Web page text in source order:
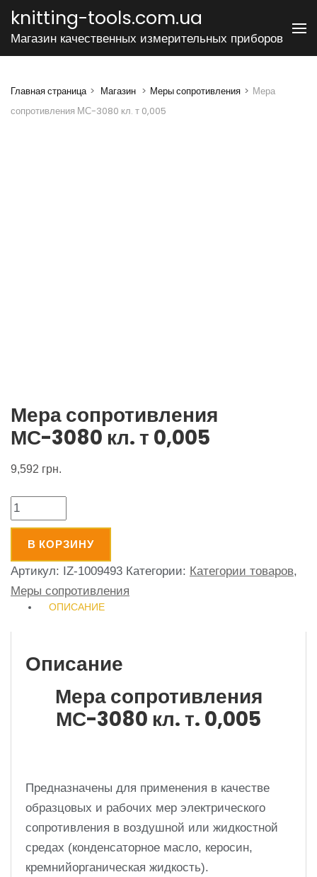
Перейти
Enter)
knitting-tools.com.ua
Магазин качественных измерительных приборов
Главная страница > Магазин > Меры сопротивления > Мера
сопротивления МС-3080 кл. т 0,005
Мера сопротивления
МС-3080 кл. т 0,005
9,592 грн.
Количество
В КОРЗИНУ
Артикул: IZ-1009493 Категории: Категории товаров,
Меры сопротивления
ОПИСАНИЕ
Описание
Мера сопротивления
МС-3080 кл. т. 0,005
Предназначены для применения в качестве
образцовых и рабочих мер электрического
сопротивления в воздушной или жидкостной
средах (конденсаторное масло, керосин,
кремнийорганическая жидкость).